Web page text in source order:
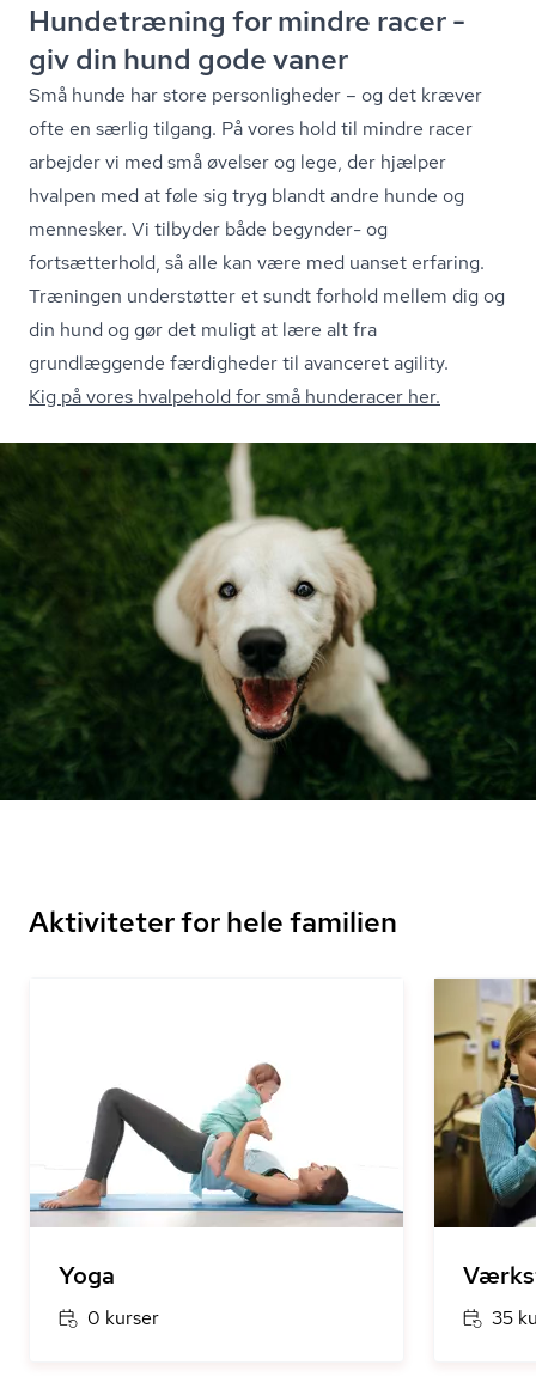
Hundetræning for mindre racer -
giv din hund gode vaner
Små hunde har store personligheder – og det kræver
ofte en særlig tilgang. På vores hold til mindre racer
arbejder vi med små øvelser og lege, der hjælper
hvalpen med at føle sig tryg blandt andre hunde og
mennesker. Vi tilbyder både begynder- og
fortsætterhold, så alle kan være med uanset erfaring.
Træningen understøtter et sundt forhold mellem dig og
din hund og gør det muligt at lære alt fra
grundlæggende færdigheder til avanceret agility.
Kig på vores hvalpehold for små hunderacer her.
Aktiviteter for hele familien
Yoga
0 kurser 35